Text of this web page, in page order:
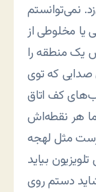
نمی‌توانستم
یا مخلوطی از
یک منطقه را
که توی
کف اتاق
اما هر نقطه‌اش
مثل لهجه
بیاید
دستم روی